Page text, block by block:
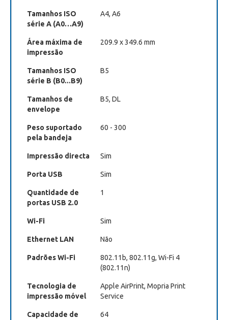
Tamanhos ISO
série A (A0…A9)
A4, A6
Área máxima de
impressão
209.9 x 349.6 mm
Tamanhos ISO
série B (B0...B9)
B5
Tamanhos de
envelope
B5, DL
Peso suportado
pela bandeja
60 - 300
Impressão directa Sim
Porta USB Sim
Quantidade de
portas USB 2.0
1
Wi-Fi Sim
Ethernet LAN Não
Padrões Wi-Fi
802.11b, 802.11g, Wi-Fi 4
(802.11n)
Tecnologia de
impressão móvel
Apple AirPrint, Mopria Print
Service
Capacidade de
64